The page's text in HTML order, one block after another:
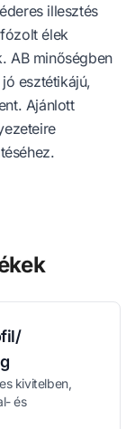
illesztés
élek
AB minőségben
esztétikájú,
Ajánlott
kivitelben,
és